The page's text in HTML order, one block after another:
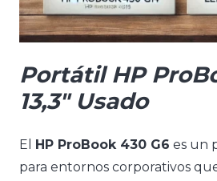
Portátil HP
13,3″ Usado
El HP ProBook 430 G6 es un
para entornos corporativos